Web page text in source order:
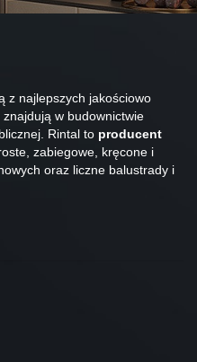
z najlepszych jakościowo
znajdują w budownictwie
Rintal to producent
zabiegowe, kręcone i
oraz liczne balustrady i